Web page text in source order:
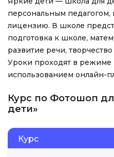
персональным педагогом,
лицензию. В школе
подготовка к школе,
развитие речи,
Уроки проходят в режиме
использованием онлайн-
Курс по Фотошоп
дети»
Курс